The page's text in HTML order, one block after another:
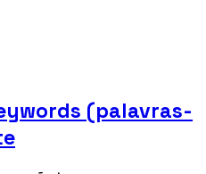
(palavras-